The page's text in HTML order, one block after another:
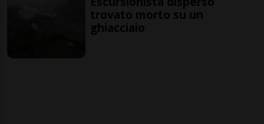
trovato morto su un
ghiacciaio